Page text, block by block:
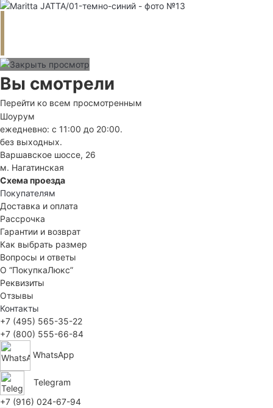
Вы смотрели
Перейти ко всем просмотренным
Шоурум
ежедневно: с 11:00 до 20:00.
без выходных.
Варшавское шоссе, 26
м. Нагатинская
Схема проезда
Покупателям
Доставка и оплата
Рассрочка
Гарантии и возврат
Как выбрать размер
Вопросы и ответы
О “ПокупкаЛюкс”
Реквизиты
Отзывы
Контакты
+7 (495) 565-35-22
+7 (800) 555-66-84
WhatsApp
Telegram
+7 (916) 024-67-94